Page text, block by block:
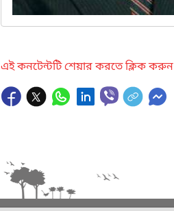
এই কনটেন্টটি শেয়ার করতে ক্লিক করুন